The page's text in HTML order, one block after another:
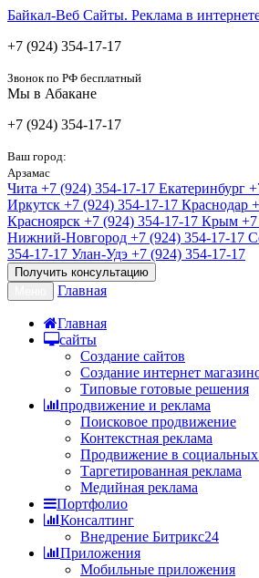
Байкал-Веб Сайты. Реклама в
+7 (924) 354-17-17
Звонок по РФ бесплатный
Мы в Абакане
+7 (924) 354-17-17
Ваш город:
Арзамас
Чита +7 (924) 354-17-17 Екатеринбург
Иркутск +7 (924) 354-17-17 Краснодар
Красноярск +7 (924) 354-17-17 Крым
Нижний-Новгород +7 (924) 354-17-17
354-17-17 Улан-Удэ +7 (924) 354-17-17
Получить консультацию
Главная
Главная
сайты
Создание сайтов
Создание интернет
Типовые готовые решения
продвижение и реклама
Поисковое продвижение
Контекстная реклама
Продвижение в социальных
Таргетированная реклама
Медийная реклама
Портфолио
Консалтинг
Внедрение Битрикс24
Приложения
Мобильные приложения